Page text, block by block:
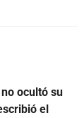
ocultó su
el